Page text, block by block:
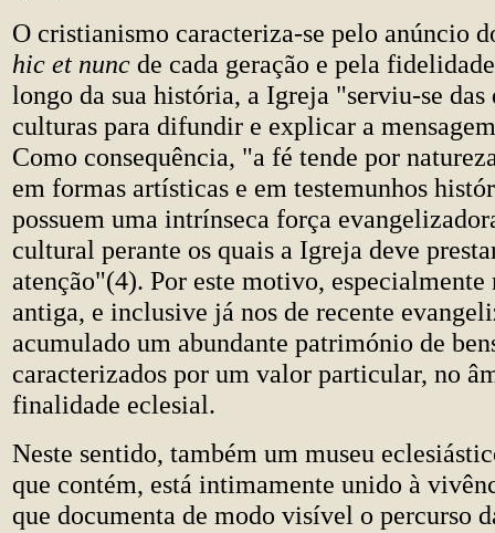
O cristianismo caracteriza-se pelo anúncio
hic et nunc de cada geração e pela
longo da sua história, a Igreja "serviu-se das
culturas para difundir e explicar a
Como consequência, "a fé tende por
em formas artísticas e em testemunhos
possuem uma intrínseca força
cultural perante os quais a Igreja deve
atenção"(4). Por este motivo, especialmente
antiga, e inclusive já nos de recente
acumulado um abundante património de
caracterizados por um valor particular, no
finalidade eclesial.
Neste sentido, também um museu
que contém, está intimamente unido à
que documenta de modo visível o percurso